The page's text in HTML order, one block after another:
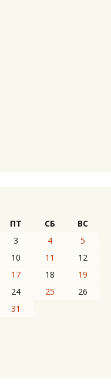
ПТ СБ
ВС
3 4
5
10 11
12
17 18
19
24 25
26
31